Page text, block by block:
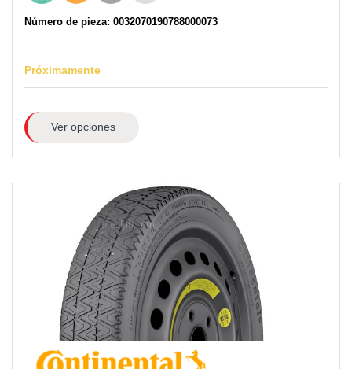
Número de pieza: 0032070190788000073
Próximamente
Ver opciones